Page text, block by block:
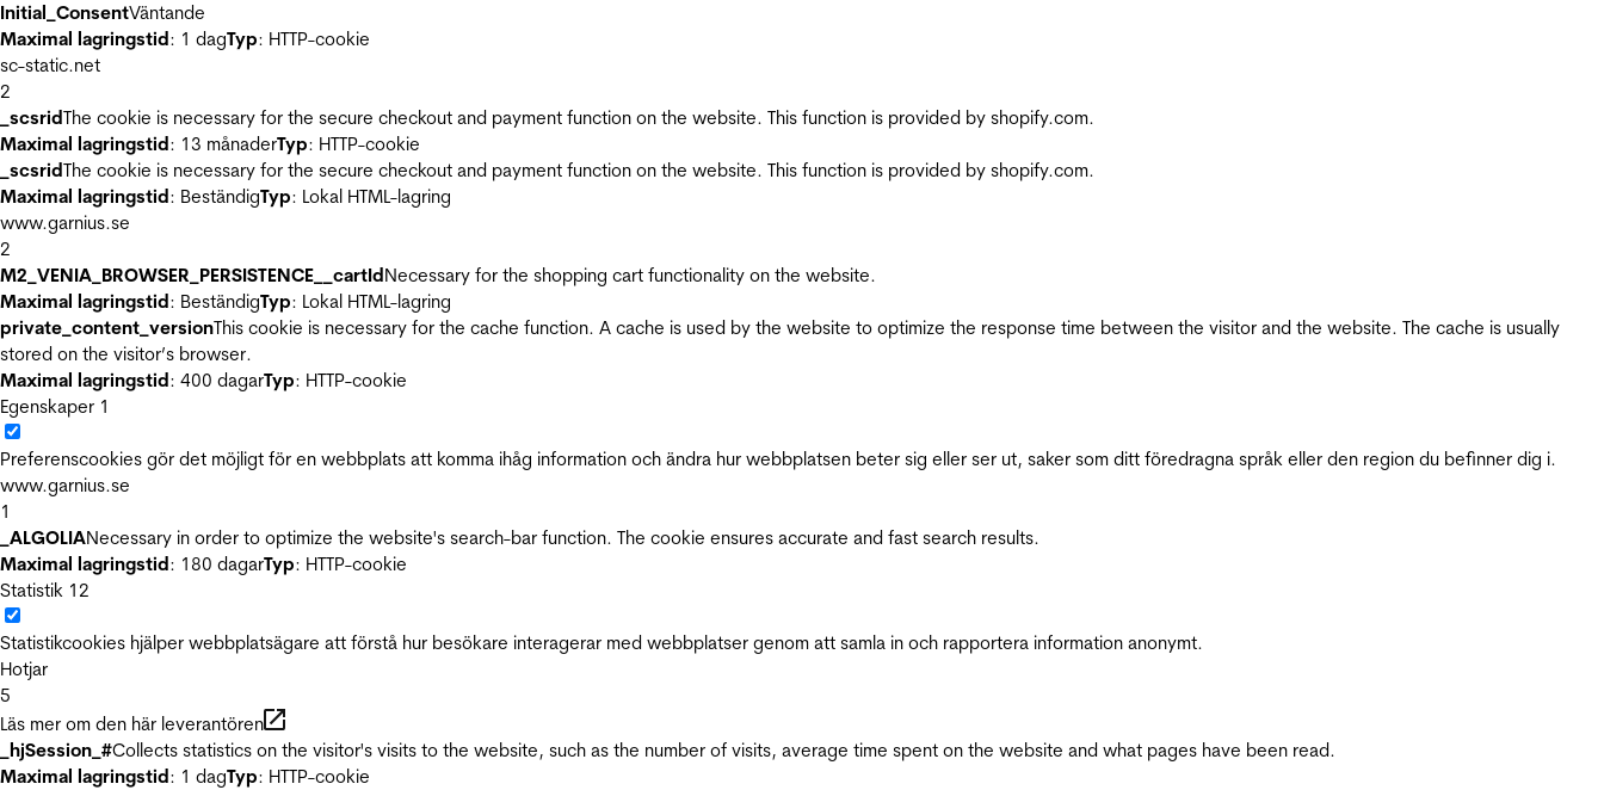
Initial_ConsentVäntande
Maximal lagringstid: 1 dagTyp: HTTP-cookie
sc-static.net
2
_scsridThe cookie is necessary for the secure checkout and payment function on the website. This function is provided by shopify.com.
Maximal lagringstid: 13 månaderTyp: HTTP-cookie
_scsridThe cookie is necessary for the secure checkout and payment function on the website. This function is provided by shopify.com.
Maximal lagringstid: BeständigTyp: Lokal HTML-lagring
www.garnius.se
2
M2_VENIA_BROWSER_PERSISTENCE__cartIdNecessary for the shopping cart functionality on the website.
Maximal lagringstid: BeständigTyp: Lokal HTML-lagring
private_content_versionThis cookie is necessary for the cache function. A cache is used by the website to optimize the response time between the visitor and the website. The cache is usually
stored on the visitor’s browser.
Maximal lagringstid: 400 dagarTyp: HTTP-cookie
Egenskaper 1
Preferenscookies gör det möjligt för en webbplats att komma ihåg information och ändra hur webbplatsen beter sig eller ser ut, saker som ditt föredragna språk eller den region du befinner dig i.
www.garnius.se
1
_ALGOLIANecessary in order to optimize the website's search-bar function. The cookie ensures accurate and fast search results.
Maximal lagringstid: 180 dagarTyp: HTTP-cookie
Statistik 12
Statistikcookies hjälper webbplatsägare att förstå hur besökare interagerar med webbplatser genom att samla in och rapportera information anonymt.
Hotjar
5
Läs mer om den här leverantören
_hjSession_#Collects statistics on the visitor's visits to the website, such as the number of visits, average time spent on the website and what pages have been read.
Maximal lagringstid: 1 dagTyp: HTTP-cookie